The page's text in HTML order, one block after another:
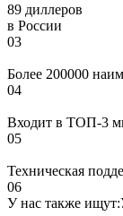
89 диллеров
в России
03
Более 200000
04
Входит в ТОП-3
05
Техническая
06
У нас также ищут: